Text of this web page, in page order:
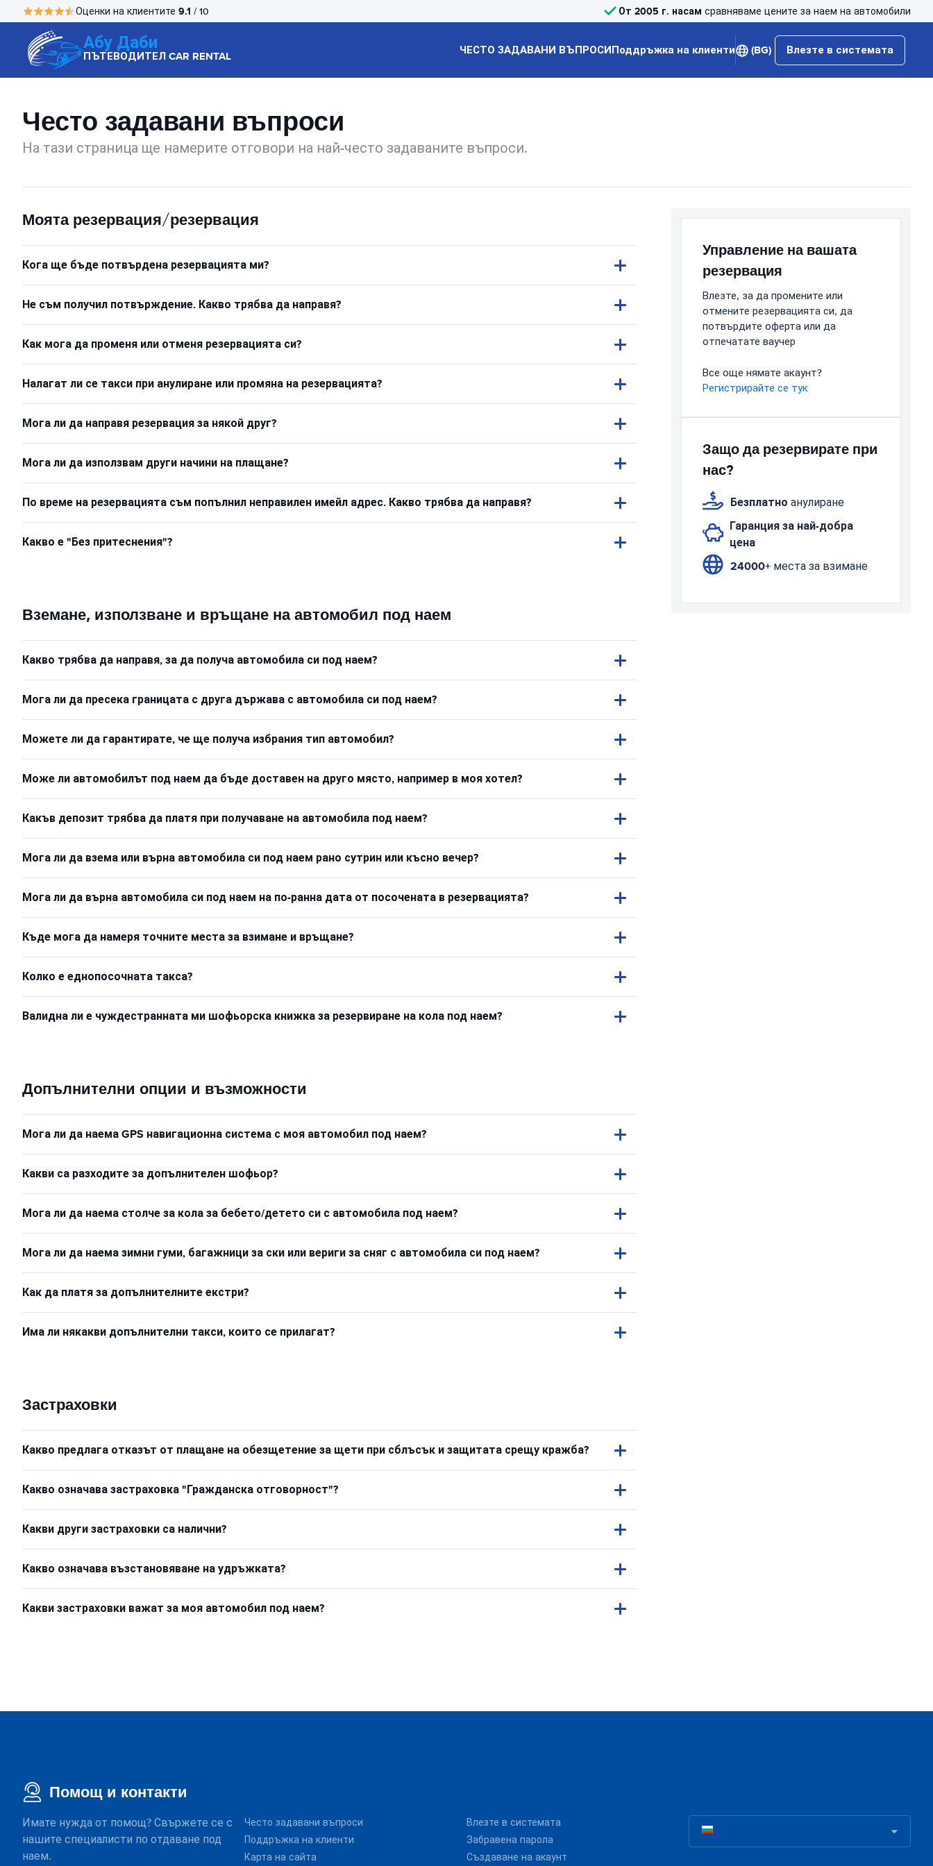
Оценки на клиентите 9.1 / 10 От 2005 г. насам сравняваме цените за наем на автомобили
Абу Даби
ПЪТЕВОДИТЕЛ CAR RENTAL ЧЕСТО ЗАДАВАНИ ВЪПРОСИПоддръжка на клиенти (BG) Влезте в системата
Често задавани въпроси
На тази страница ще намерите отговори на най-често задаваните въпроси.
Моята резервация/резервация
Кога ще бъде потвърдена резервацията ми?
Не съм получил потвърждение. Какво трябва да направя?
Как мога да променя или отменя резервацията си?
Налагат ли се такси при анулиране или промяна на резервацията?
Мога ли да направя резервация за някой друг?
Мога ли да използвам други начини на плащане?
По време на резервацията съм попълнил неправилен имейл адрес. Какво трябва да направя?
Какво е "Без притеснения"?
Вземане, използване и връщане на автомобил под наем
Какво трябва да направя, за да получа автомобила си под наем?
Мога ли да пресека границата с друга държава с автомобила си под наем?
Можете ли да гарантирате, че ще получа избрания тип автомобил?
Може ли автомобилът под наем да бъде доставен на друго място, например в моя хотел?
Какъв депозит трябва да платя при получаване на автомобила под наем?
Мога ли да взема или върна автомобила си под наем рано сутрин или късно вечер?
Мога ли да върна автомобила си под наем на по-ранна дата от посочената в резервацията?
Къде мога да намеря точните места за взимане и връщане?
Колко е еднопосочната такса?
Валидна ли е чуждестранната ми шофьорска книжка за резервиране на кола под наем?
Допълнителни опции и възможности
Мога ли да наема GPS навигационна система с моя автомобил под наем?
Какви са разходите за допълнителен шофьор?
Мога ли да наема столче за кола за бебето/детето си с автомобила под наем?
Мога ли да наема зимни гуми, багажници за ски или вериги за сняг с автомобила си под наем?
Как да платя за допълнителните екстри?
Има ли някакви допълнителни такси, които се прилагат?
Застраховки
Какво предлага отказът от плащане на обезщетение за щети при сблъсък и защитата срещу кражба?
Какво означава застраховка "Гражданска отговорност"?
Какви други застраховки са налични?
Какво означава възстановяване на удръжката?
Какви застраховки важат за моя автомобил под наем?
Управление на вашата
резервация
Влезте, за да промените или
отмените резервацията си, да
потвърдите оферта или да
отпечатате ваучер
Все още нямате акаунт?
Регистрирайте се тук
Защо да резервирате при
нас?
Безплатно анулиране
Гаранция за най-добра
цена
24000+ места за взимане
Помощ и контакти
Имате нужда от помощ? Свържете се с
нашите специалисти по отдаване под
наем.
Често задавани въпроси
Поддръжка на клиенти
Карта на сайта
Влезте в системата
Забравена парола
Създаване на акаунт